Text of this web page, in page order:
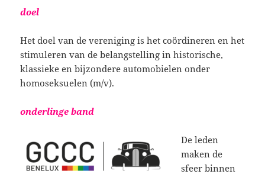
doel
Het doel van de vereniging is het coördineren en het
stimuleren van de belangstelling in historische,
klassieke en bijzondere automobielen onder
homoseksuelen (m/v).
onderlinge band
De leden
maken de
sfeer binnen